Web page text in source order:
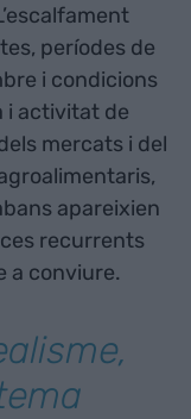
períodes de
i condicions
i activitat de
mercats i del
apareixien
recurrents
a conviure.